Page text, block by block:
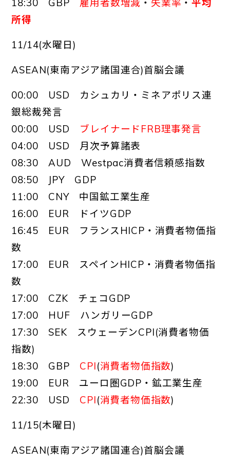
18:30 GBP 雇用者数増減 ・ 失業率 ・平均
所得
11/14(水曜日)
ASEAN(東南アジア諸国連合)首脳会議
00:00 USD カシュカリ・ミネアポリス連
銀総裁発言
00:00 USD ブレイナードFRB理事発言
04:00 USD 月次予算諸表
08:30 AUD Westpac消費者信頼感指数
08:50 JPY GDP
11:00 CNY 中国鉱工業生産
16:00 EUR ドイツGDP
16:45 EUR フランスHICP・消費者物価指
数
17:00 EUR スペインHICP・消費者物価指
数
17:00 CZK チェコGDP
17:00 HUF ハンガリーGDP
17:30 SEK スウェーデンCPI(消費者物価
指数)
18:30 GBP CPI(消費者物価指数)
19:00 EUR ユーロ圏GDP・鉱工業生産
22:30 USD CPI(消費者物価指数)
11/15(木曜日)
ASEAN(東南アジア諸国連合)首脳会議